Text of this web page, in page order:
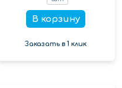
В корзину
Заказать в 1 клик